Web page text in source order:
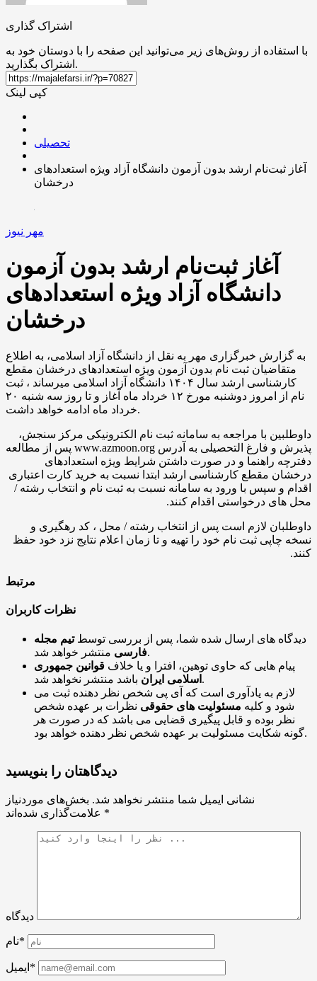
اشتراک گذاری
با استفاده از روش‌های زیر می‌توانید این صفحه را با دوستان خود به
اشتراک بگذارید.
کپی لینک
تحصیلی
آغاز ثبت‌نام ارشد بدون آزمون دانشگاه آزاد ویژه استعدادهای
درخشان
مهر نیوز
آغاز ثبت‌نام ارشد بدون آزمون
دانشگاه آزاد ویژه استعدادهای
درخشان
به گزارش خبرگزاری مهر به نقل از دانشگاه آزاد اسلامی، به اطلاع
متقاضیان ثبت نام بدون آزمون ویژه استعدادهای درخشان مقطع
کارشناسی ارشد سال ۱۴۰۴ دانشگاه آزاد اسلامی میرساند ، ثبت
نام از امروز دوشنبه مورخ ۱۲ خرداد ماه آغاز و تا روز سه شنبه ۲۰
خرداد ماه ادامه خواهد داشت.
داوطلبین با مراجعه به سامانه ثبت نام الکترونیکی مرکز سنجش،
پذیرش و فارغ التحصیلی به آدرس www.azmoon.org پس از مطالعه
دفترچه راهنما و در صورت داشتن شرایط ویژه استعدادهای
درخشان مقطع کارشناسی ارشد ابتدا نسبت به خرید کارت اعتباری
اقدام و سپس با ورود به سامانه نسبت به ثبت نام و انتخاب رشته /
محل های درخواستی اقدام کنند.
داوطلبان لازم است پس از انتخاب رشته / محل ، کد رهگیری و
نسخه چاپی ثبت نام خود را تهیه و تا زمان اعلام نتایج نزد خود حفظ
کنند.
مرتبط
نظرات کاربران
دیدگاه های ارسال شده شما، پس از بررسی توسطتیم مجله
فارسیمنتشر خواهد شد.
پیام هایی که حاوی توهین، افترا و یا خلاف قوانین جمهوری
اسلامی ایران باشد منتشر نخواهد شد.
لازم به یادآوری است که آی پی شخص نظر دهنده ثبت می
شود و کلیه مسئولیت های حقوقی نظرات بر عهده شخص
نظر بوده و قابل پیگیری قضایی می باشد که در صورت هر
گونه شکایت مسئولیت بر عهده شخص نظر دهنده خواهد بود.
دیدگاهتان را بنویسید
نشانی ایمیل شما منتشر نخواهد شد. بخش‌های موردنیاز
*
دیدگاه
نام*
ایمیل*